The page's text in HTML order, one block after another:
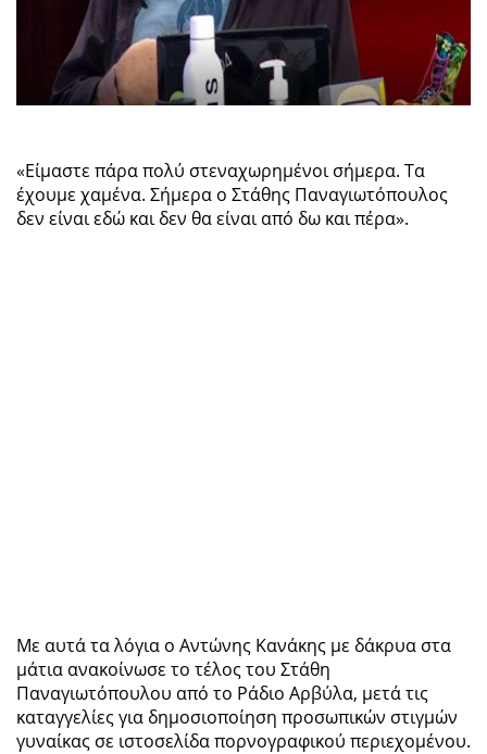
«Είμαστε πάρα πολύ στεναχωρημένοι σήμερα. Τα
έχουμε χαμένα. Σήμερα ο Στάθης Παναγιωτόπουλος
δεν είναι εδώ και δεν θα είναι από δω και πέρα».
Με αυτά τα λόγια ο Αντώνης Κανάκης με δάκρυα στα
μάτια ανακοίνωσε το τέλος του Στάθη
Παναγιωτόπουλου από το Ράδιο Αρβύλα, μετά τις
καταγγελίες για δημοσιοποίηση προσωπικών στιγμών
γυναίκας σε ιστοσελίδα πορνογραφικού περιεχομένου.